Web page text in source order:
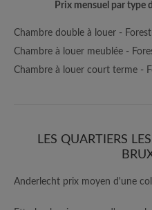
Prix mensuel par type
Chambre double à louer -
Chambre à louer meublée -
Chambre à louer court terme -
LES QUARTIERS
Anderlecht prix moyen d'une